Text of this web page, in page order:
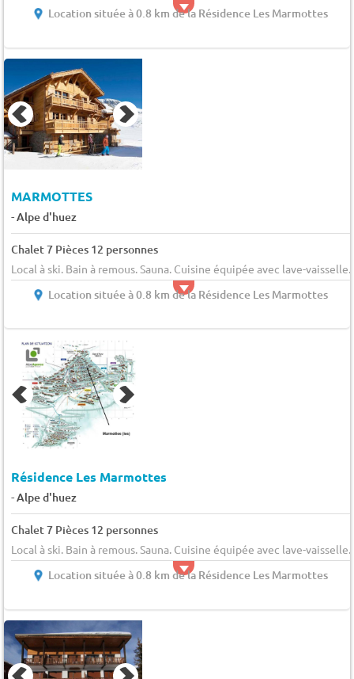
Location située à 0.8 km de la Résidence Les Marmottes
MARMOTTES
-Alpe d'huez
Chalet 7 Pièces 12 personnes
Local à ski. Bain à remous. Sauna. Cuisine équipée avec lave-vaisselle.
Location située à 0.8 km de la Résidence Les Marmottes
Résidence Les Marmottes
-Alpe d'huez
Chalet 7 Pièces 12 personnes
Local à ski. Bain à remous. Sauna. Cuisine équipée avec lave-vaisselle.
Location située à 0.8 km de la Résidence Les Marmottes